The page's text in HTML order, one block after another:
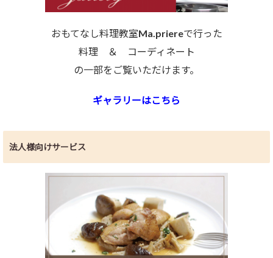
おもてなし料理教室Ma.priereで行った
料理 ＆ コーディネート
の一部をご覧いただけます。
ギャラリーはこちら
法人様向けサービス